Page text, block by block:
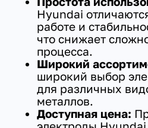
Hyundai
работе и
что снижает
процесса.
Широкий
широкий выбор
для различных
металлов.
Доступная цена: